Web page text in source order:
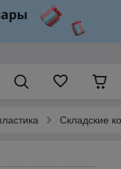
Складские